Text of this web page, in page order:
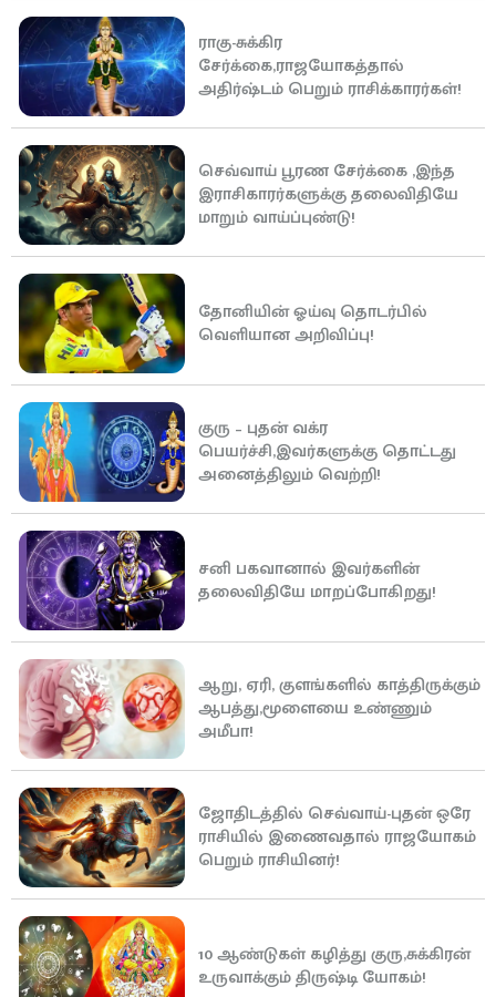
ராகு-சுக்கிர
சேர்க்கை,ராஜயோகத்தால்
அதிர்ஷ்டம் பெறும் ராசிக்காரர்கள்!
செவ்வாய் பூரண சேர்க்கை ,இந்த
இராசிகாரர்களுக்கு தலைவிதியே
மாறும் வாய்ப்புண்டு!
தோனியின் ஓய்வு தொடர்பில்
வெளியான அறிவிப்பு!
குரு – புதன் வக்ர
பெயர்ச்சி,இவர்களுக்கு தொட்டது
அனைத்திலும் வெற்றி!
சனி பகவானால் இவர்களின்
தலைவிதியே மாறப்போகிறது!
ஆறு, ஏரி, குளங்களில் காத்திருக்கும்
ஆபத்து,மூளையை உண்ணும்
அமீபா!
ஜோதிடத்தில் செவ்வாய்-புதன் ஒரே
ராசியில் இணைவதால் ராஜயோகம்
பெறும் ராசியினர்!
10 ஆண்டுகள் கழித்து குரு,சுக்கிரன்
உருவாக்கும் திருஷ்டி யோகம்!